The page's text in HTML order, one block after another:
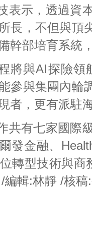
表示，透過資
長，不但與頂
幹部培育系統
將與AI探險領
參與集團內輪
者，更有派駐
共有七家國際
發金融、
轉型技術與
編輯:林靜 /核稿